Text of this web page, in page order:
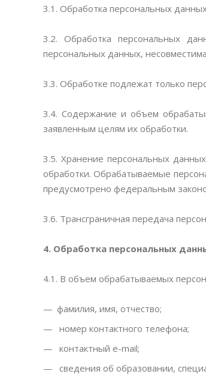
3.1. Обработка персональных
3.2. Обработка персональных
персональных данных,
3.3. Обработке подлежат только
3.4. Содержание и объем
заявленным целям их обработки.
3.5. Хранение персональных
обработки. Обрабатываемые
предусмотрено федеральным
3.6. Трансграничная передача
4. Обработка персональных
4.1. В объем обрабатываемых
фамилия, имя, отчество;
номер контактного телефона;
контактный e-mail;
сведения об образовании,